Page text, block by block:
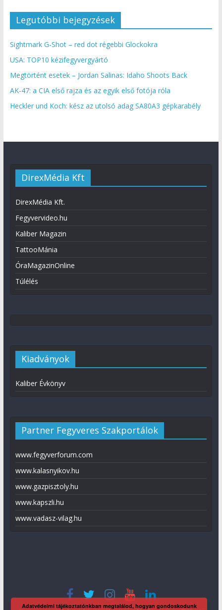
Legutóbbi bejegyzések
Sightmark G-Shot – red dot régebbi Glockokra
USA: TOP10 kézifegyvergyártó
Megtörtént esetek – Jordan Salinas: Idaho Shoots Back
AK-47: a CIA első rajza és az egyik első fotója róla
Heckler und Koch: kész az utolsó adag SA80A3 gépkarabély
DirexMédia Kft
DirexMédia Kft.
Fegyvervideo.hu
Kaliber Magazin
TattooMánia
ÓraMagazinOnline
Túlélés
Kiadványok
Kaliber Évkönyv
Partner Fegyveres Szakportálok
www.fegyverforum.com
www.kalasnyikov.hu
www.gazpisztoly.hu
www.kapszli.hu
www.vadasz-vilag.hu
Adatvédelmi tájékoztatónkban megtalálod, hogyan gondoskodunk